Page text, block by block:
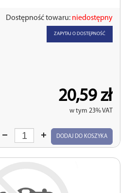
Dostępność towaru: niedostępny
ZAPYTAJ O DOSTĘPNOŚĆ
20,59 zł
w tym 23% VAT
Wprowadź
DODAJ DO KOSZYKA